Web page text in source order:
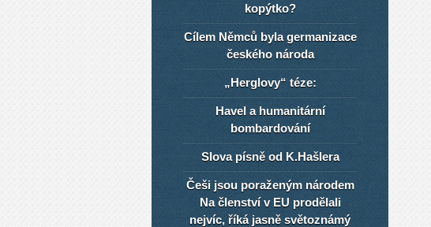
kopýtko?
Cílem Němců byla germanizace
českého národa
„Herglovy“ téze:
Havel a humanitární
bombardování
Slova písně od K.Hašlera
Češi jsou poraženým národem
Na členství v EU prodělali
nejvíc, říká jasně světoznámý